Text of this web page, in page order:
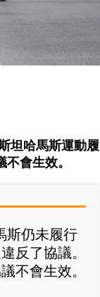
坦哈馬斯運動履
會生效。
斯仍未履行
反了協議。
不會生效。